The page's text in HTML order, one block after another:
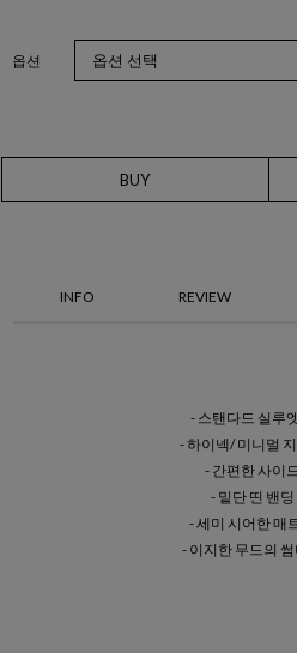
옵션
BUY
INFO REVIEW
- 스탠다드 실루
- 하이넥/ 미니멀
- 간편한 사이
- 밑단 띤 밴
- 세미 시어한 매
- 이지한 무드의